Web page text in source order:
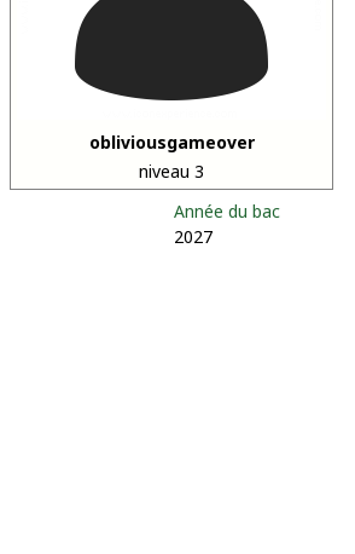
obliviousgameover
niveau 3
Année du bac
2027